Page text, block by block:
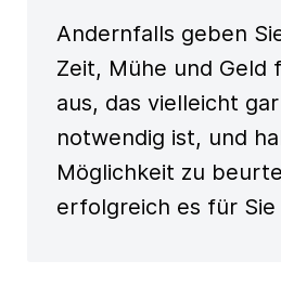
Andernfalls geben
Zeit, Mühe und Geld
aus, das vielleicht
notwendig ist, und
Möglichkeit zu
erfolgreich es für Sie